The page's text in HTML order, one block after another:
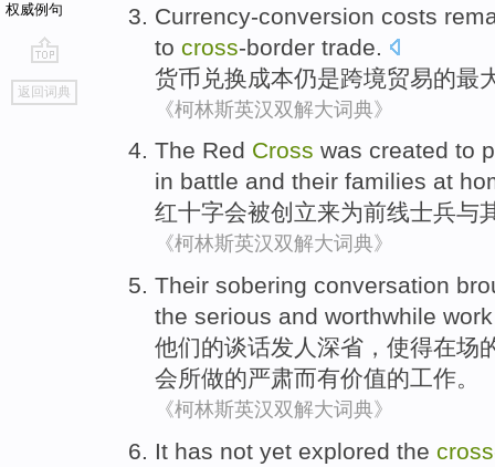
权威例句
go
top
返回词典
Currency-conversion costs
to cross-border trade
货币兑换成本仍是跨境贸易的最
《柯林斯英汉双解大词典》
The Red Cross was created to
in battle and their families at
红十字会被创立来为前线士兵与
《柯林斯英汉双解大词典》
Their sobering conversation
the serious and worthwhile work
他们的谈话发人深省 ， 使得在场
会所做的严肃而有价值的工作。
《柯林斯英汉双解大词典》
It has not yet explored the cross